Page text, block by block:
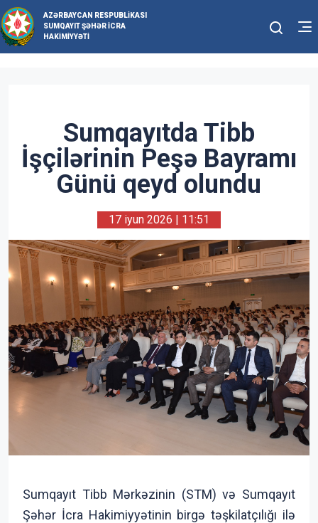
AZƏRBAYCAN RESPUBLIKASI
SUMQAYIT ŞƏHƏR İCRA
HAKIMIYYƏTI
Sumqayıtda Tibb
İşçilərinin Peşə Bayramı
Günü qeyd olundu
17 iyun 2026 | 11:51
Sumqayıt Tibb Mərkəzinin (STM) və Sumqayıt
Şəhər İcra Hakimiyyətinin birgə təşkilatçılığı ilə